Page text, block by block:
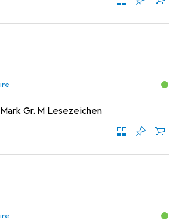
Gr. M Lesezeichen